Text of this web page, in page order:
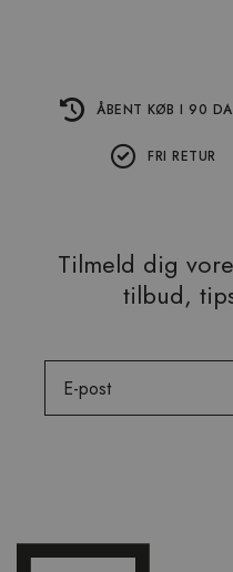
ÅBENT KØB I 90
FRI RETUR
Tilmeld dig
tilbud,
over